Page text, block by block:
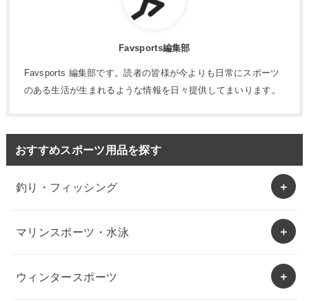
Favsports編集部
Favsports 編集部です。読者の皆様が今よりも日常にスポーツ
のある生活が生まれるような情報を日々提供してまいります。
おすすめスポーツ用品を探す
釣り・フィッシング
マリンスポーツ・水泳
ウィンタースポーツ